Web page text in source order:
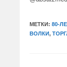
МЕТКИ:80-
ВОЛКИ,